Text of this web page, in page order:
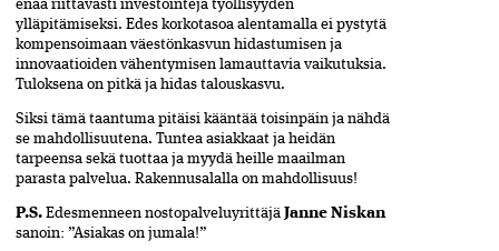
enää riittävästi investointeja työllisyyden
ylläpitämiseksi. Edes korkotasoa alentamalla ei pystytä
kompensoimaan väestönkasvun hidastumisen ja
innovaatioiden vähentymisen lamauttavia vaikutuksia.
Tuloksena on pitkä ja hidas talouskasvu.
Siksi tämä taantuma pitäisi kääntää toisinpäin ja nähdä
se mahdollisuutena. Tuntea asiakkaat ja heidän
tarpeensa sekä tuottaa ja myydä heille maailman
parasta palvelua. Rakennusalalla on mahdollisuus!
P.S. Edesmenneen nostopalveluyrittäjä Janne Niskan
sanoin: ”Asiakas on jumala!”